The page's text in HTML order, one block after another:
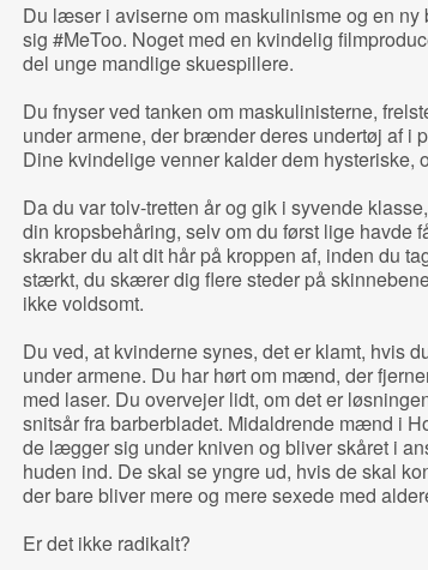
Du læser i aviserne om maskulinisme og en
sig #MeToo. Noget med en kvindelig
del unge mandlige skuespillere.
Du fnyser ved tanken om maskulinisterne,
under armene, der brænder deres undertøj af i
Dine kvindelige venner kalder dem hysteriske,
Da du var tolv-tretten år og gik i syvende
din kropsbehåring, selv om du først lige havde
skraber du alt dit hår på kroppen af, inden du
stærkt, du skærer dig flere steder på
ikke voldsomt.
Du ved, at kvinderne synes, det er klamt, hvis
under armene. Du har hørt om mænd, der
med laser. Du overvejer lidt, om det er
snitsår fra barberbladet. Midaldrende mænd i
de lægger sig under kniven og bliver skåret i
huden ind. De skal se yngre ud, hvis de skal
der bare bliver mere og mere sexede med
Er det ikke radikalt?